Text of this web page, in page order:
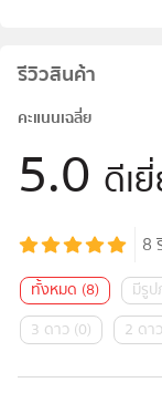
รีวิวสินค้า
คะแนนเฉลี่ย
5.0 ดีเ
8
ทั้งหมด (8) มีรู
3 ดาว (0) 2 ดาว